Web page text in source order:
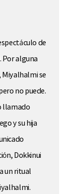
de
Por alguna
Miyalhalmi se
no puede.
llamado
y su hija
Dokkinui
un ritual